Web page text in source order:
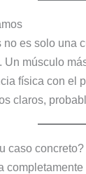
es solo una
músculo
física con el
claros,
caso concreto?